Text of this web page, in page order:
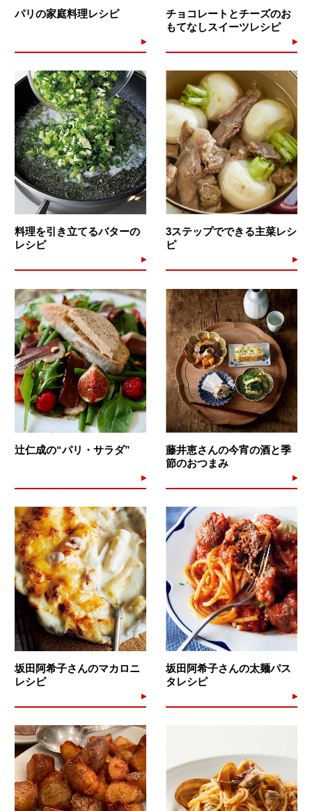
パリの家庭料理レシピ
チョコレートとチーズのお
もてなしスイーツレシピ
料理を引き立てるバターの
レシピ
3ステップでできる主菜レシ
ピ
辻仁成の“パリ・サラダ”
藤井恵さんの今宵の酒と季
節のおつまみ
坂田阿希子さんのマカロニ
レシピ
坂田阿希子さんの太麺パス
タレシピ